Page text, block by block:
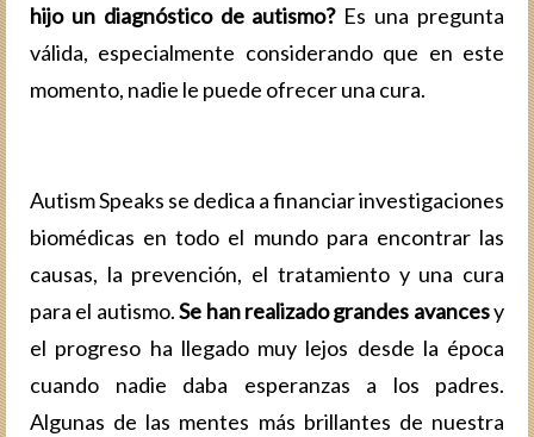
hijo un diagnóstico de autismo?Es una pregunta
válida, especialmente considerando que en este
momento, nadie le puede ofrecer una cura.
Autism Speaks se dedica a financiar investigaciones
biomédicas en todo el mundo para encontrar las
causas, la prevención, el tratamiento y una cura
para el autismo.Se han realizado grandes avancesy
el progreso ha llegado muy lejos desde la época
cuando nadie daba esperanzas a los padres.
Algunas de las mentes más brillantes de nuestra